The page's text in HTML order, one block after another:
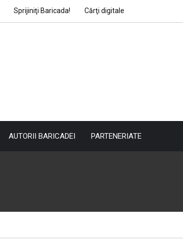
Sprijiniţi Baricada! Cărţi digitale
AUTORII BARICADEI PARTENERIATE